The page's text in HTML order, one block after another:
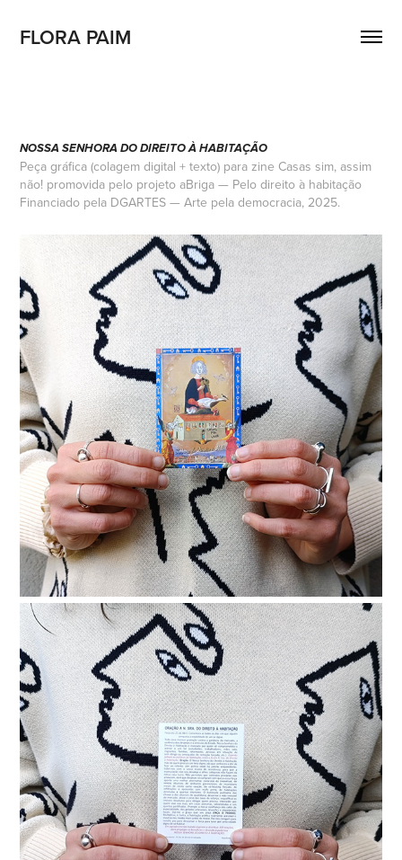
FLORA PAIM
NOSSA SENHORA DO DIREITO À HABITAÇÃO
Peça gráfica (colagem digital + texto) para zine Casas sim, assim
não! promovida pelo projeto aBriga — Pelo direito à habitação
Financiado pela DGARTES — Arte pela democracia, 2025.